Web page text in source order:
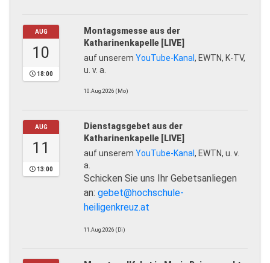
AUG
10
18:00
Montagsmesse aus der
Katharinenkapelle [LIVE]
auf unserem YouTube-Kanal, EWTN, K-TV,
u. v. a.
10.Aug.2026 (Mo)
AUG
11
13:00
Dienstagsgebet aus der
Katharinenkapelle [LIVE]
auf unserem YouTube-Kanal, EWTN, u. v.
a.
Schicken Sie uns Ihr Gebetsanliegen
an: gebet@hochschule-
heiligenkreuz.at
11.Aug.2026 (Di)